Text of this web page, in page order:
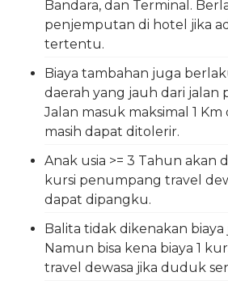
Bandara, dan Terminal.
penjemputan di hotel jika
tertentu.
Biaya tambahan juga
daerah yang jauh dari jalan
Jalan masuk maksimal 1
masih dapat ditolerir.
Anak usia >= 3 Tahun akan
kursi penumpang travel
dapat dipangku.
Balita tidak dikenakan
Namun bisa kena biaya 1
travel dewasa jika duduk